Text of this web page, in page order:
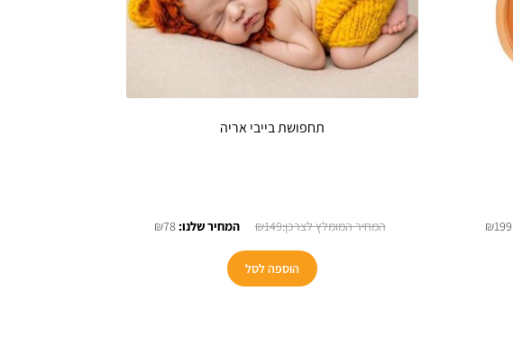
₪199
תחפושת בייבי אריה
₪149
המחיר
היה:
₪149.
₪78 המחיר
הוספה לסל